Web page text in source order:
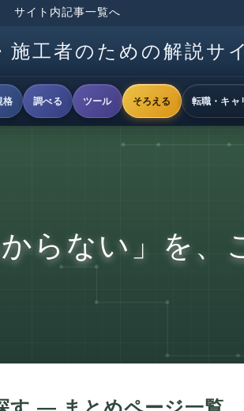
サイト内記事一覧へ
施工者のための解説サ
格 調べる ツール そろえる 転職・キャ
らない」を、